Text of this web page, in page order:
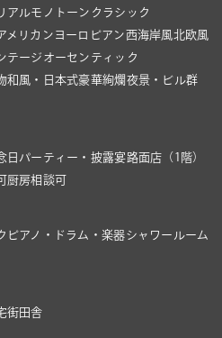
アルモノトーン クラシック
メリカン ヨーロピアン 西海岸風北欧風
テージ オーセンティック
和風・日本式豪華絢爛夜景・ビル群
日 パーティー・披露宴路面店（1階）
厨房相談可
ピアノ・ドラム・楽器シャワールーム
街田舎